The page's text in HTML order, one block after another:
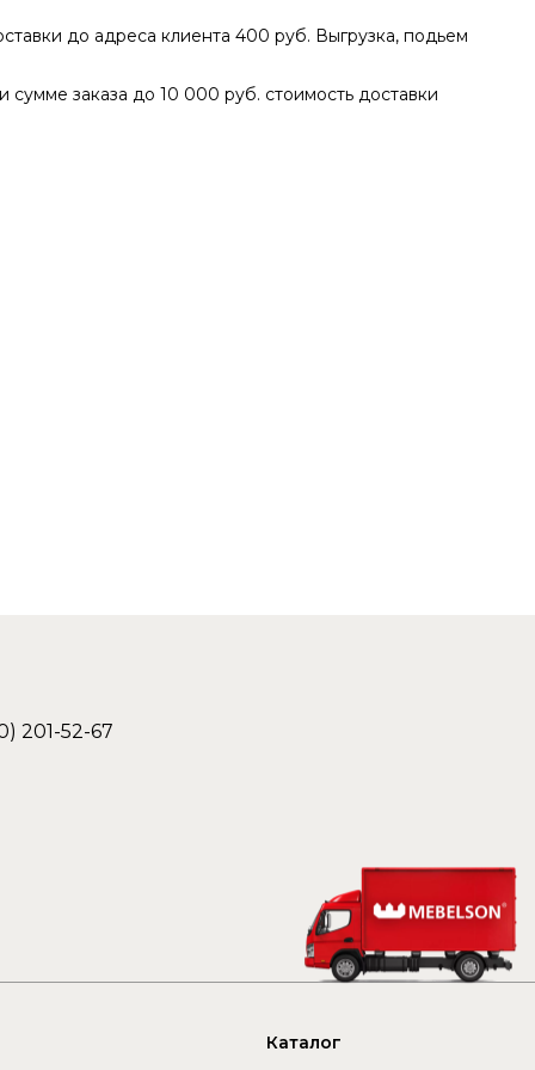
до адреса клиента 400 руб. Выгрузка, подьем
заказа до 10 000 руб. стоимость доставки
201-52-67
Каталог